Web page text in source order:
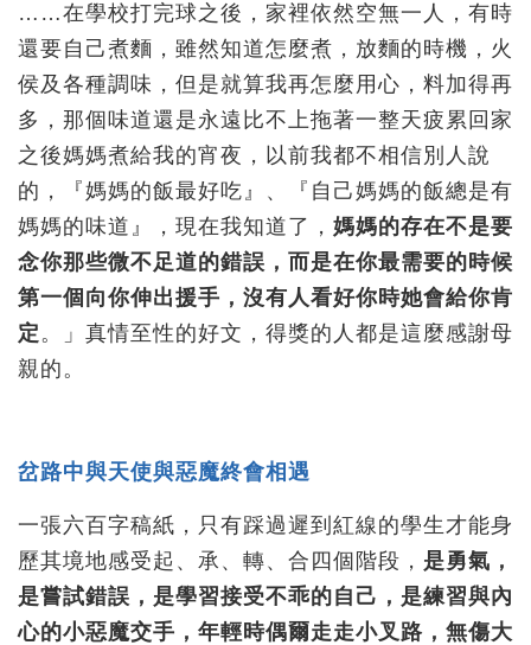
……在學校打完球之後，家裡依然空無一人，有時
還要自己煮麵，雖然知道怎麼煮，放麵的時機，火
侯及各種調味，但是就算我再怎麼用心，料加得再
多，那個味道還是永遠比不上拖著一整天疲累回家
之後媽媽煮給我的宵夜，以前我都不相信別人說
的，『媽媽的飯最好吃』、『自己媽媽的飯總是有
媽媽的味道』，現在我知道了， 媽媽的存在不是要
念你那些微不足道的錯誤，而是在你最需要的時候
第一個向你伸出援手，沒有人看好你時她會給你肯
定。」真情至性的好文，得獎的人都是這麼感謝母
親的。
岔路中與天使與惡魔終會相遇
一張六百字稿紙，只有踩過遲到紅線的學生才能身
歷其境地感受起、承、轉、合四個階段， 是勇氣，
是嘗試錯誤，是學習接受不乖的自己，是練習與內
心的小惡魔交手，年輕時偶爾走走小叉路，無傷大